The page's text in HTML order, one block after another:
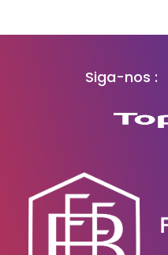
Siga-nos :